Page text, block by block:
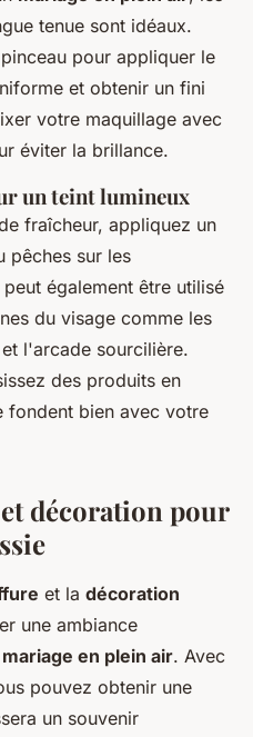
tenue sont idéaux.
pour appliquer le
et obtenir un fini
votre maquillage avec
éviter la brillance.
un teint lumineux
fraîcheur, appliquez un
pêches sur les
également être utilisé
du visage comme les
l'arcade sourcilière.
des produits en
fondent bien avec votre
décoration pour
et la décoration
une ambiance
mariage en plein air. Avec
pouvez obtenir une
un souvenir